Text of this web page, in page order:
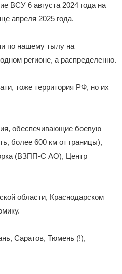
ВСУ 6 августа 2024 года на
апреля 2025 года.
по нашему тылу на
регионе, а распределенно.
тоже территория РФ, но их
обеспечивающие боевую
более 600 км от границы),
(ВЗПП-С АО), Центр
области, Краснодарском
Саратов, Тюмень (!),